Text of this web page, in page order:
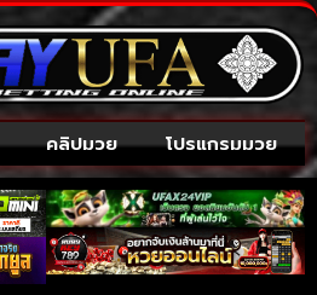
คลิปมวย โปรแกรมมวย